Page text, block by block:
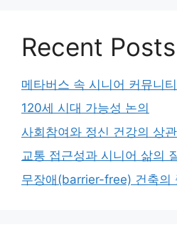
Recent Posts
메타버스 속 시니어 커뮤니티
120세 시대 가능성 논의
사회참여와 정신 건강의 상
교통 접근성과 시니어 삶의
무장애(barrier-free) 건축의